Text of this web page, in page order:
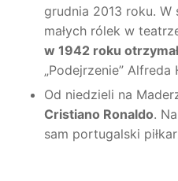
grudnia 2013 roku. W
małych rólek w
w 1942 roku o
„Podejrzenie” Alfreda
Od niedzieli na
Cristiano Ronaldo.
sam portugalski